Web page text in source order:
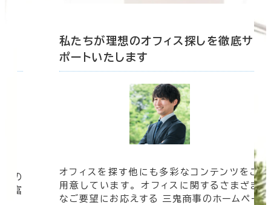
の
豊富
私たちが理想のオフィス探しを徹底サ
ポートいたします
オフィスを探す他にも多彩なコンテンツをご
用意しています。 オフィスに関するさまざま
なご要望にお応えする 三鬼商事のホームペー